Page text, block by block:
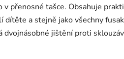
v přenosné tašce. Obsahuje
a stejně jako všechny
dvojnásobné jištění proti